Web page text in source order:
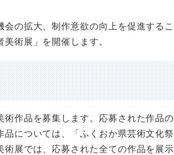
の拡大、制作意欲の向上を促進するこ
術展」を開催します。
作品を募集します。応募された作品の
については、「ふくおか県芸術文化祭
展では、応募された全ての作品を展示